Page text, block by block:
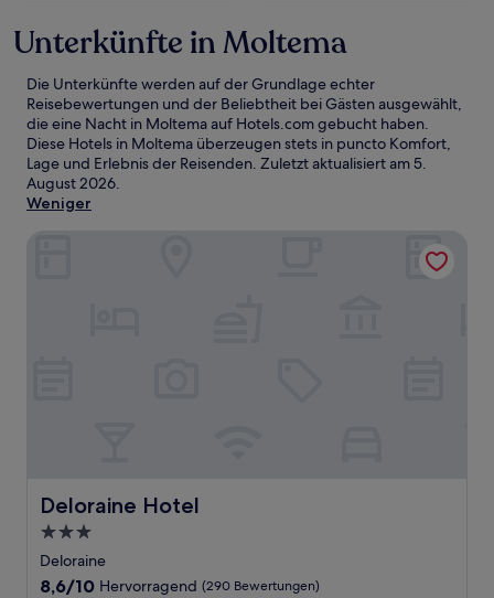
Unterkünfte in Moltema
Die Unterkünfte werden auf der Grundlage echter
Reisebewertungen und der Beliebtheit bei Gästen ausgewählt,
die eine Nacht in Moltema auf Hotels.com gebucht haben.
Diese Hotels in Moltema überzeugen stets in puncto Komfort,
Lage und Erlebnis der Reisenden. Zuletzt aktualisiert am5.
August 2026.
Weniger
Deloraine Hotel
Deloraine Hotel
3.0-
Sterne-
Unterkunft
Deloraine
8.6
8,6/10 Hervorragend (290 Bewertungen)